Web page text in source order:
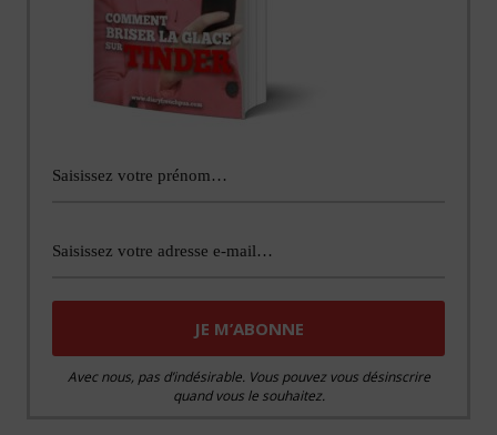
Avec nous, pas d’indésirable. Vous pouvez vous désinscrire
quand vous le souhaitez.